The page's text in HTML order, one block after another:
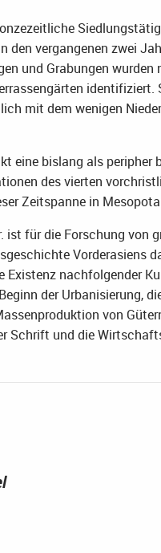
den vergangenen zwei
und Grabungen
identifiziert.
mit dem wenigen
eine bislang als
des vierten
Zeitspanne in
ist für die Forschung von
Vorderasiens
Existenz nachfolgender
der Urbanisierung,
von
Schrift und die